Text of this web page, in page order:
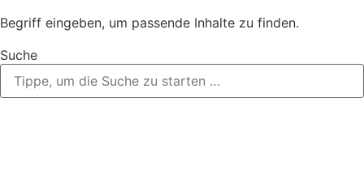
Begriff eingeben, um passende Inhalte zu finden.
Suche